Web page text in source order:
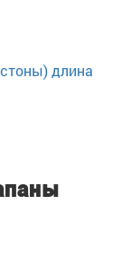
длина